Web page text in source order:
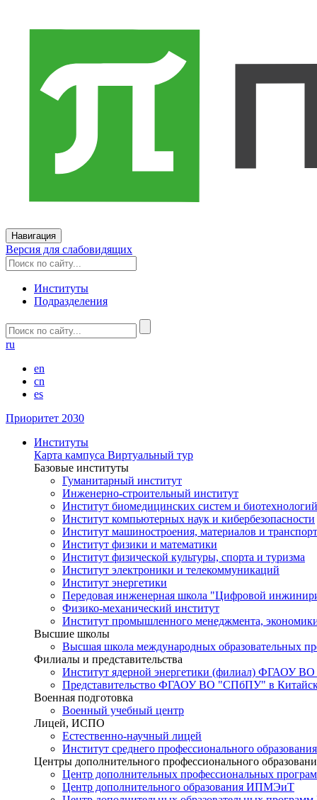
Навигация
Версия для слабовидящих
Институты
Подразделения
ru
en
cn
es
Приоритет 2030
Институты
Карта кампуса Виртуальный тур
Базовые институты
Гуманитарный институт
Инженерно-строительный институт
Институт биомедицинских систем и биотехнологий
Институт компьютерных наук и кибербезопасности
Институт машиностроения, материалов и
Институт физики и математики
Институт физической культуры, спорта и туризма
Институт электроники и телекоммуникаций
Институт энергетики
Передовая инженерная школа "Цифровой
Физико-механический институт
Институт промышленного менеджмента,
Высшие школы
Высшая школа международных образовательных
Филиалы и представительства
Институт ядерной энергетики (филиал) ФГАОУ
Представительство ФГАОУ ВО "СПбПУ" в
Военная подготовка
Военный учебный центр
Лицей, ИСПО
Естественно-научный лицей
Институт среднего профессионального образования
Центры дополнительного профессионального
Центр дополнительных профессиональных
Центр дополнительного образования ИПМЭиТ